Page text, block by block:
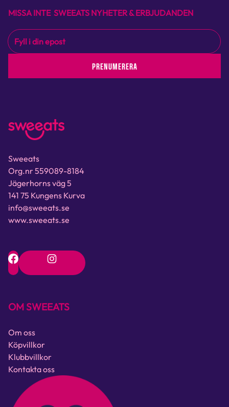
MISSA INTE SWEEATS NYHETER & ERBJUDANDEN
PRENUMERERA
Sweeats
Org.nr 559089-8184
Jägerhorns väg 5
141 75 Kungens Kurva
info@sweeats.se
www.sweeats.se
OM SWEEATS
Om oss
Köpvillkor
Klubbvillkor
Kontakta oss